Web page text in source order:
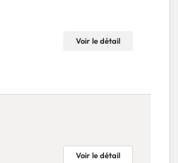
Voir le détail
Voir le détail